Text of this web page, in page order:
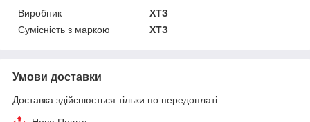
Виробник
ХТЗ
Сумісність з маркою
ХТЗ
Умови доставки
Доставка здійснюється тільки по передоплаті.